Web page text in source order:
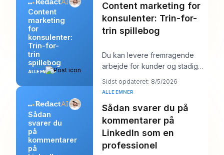
Content
marketing
for
konsulenter:
Trin-for-
trin
spillebog
ALLE EMNER
Content marketing for
konsulenter: Trin-for-
trin spillebog
Du kan levere fremragende
arbejde for kunder og stadig
føle dig mærkeligt usynlig
online. Arbejdet b
Sidst opdateret: 8/5/2026
Sådan
svarer du
på
kommentarer
på
ALLE EMNER
Sådan svarer du på
kommentarer på
LinkedIn som en
professionel